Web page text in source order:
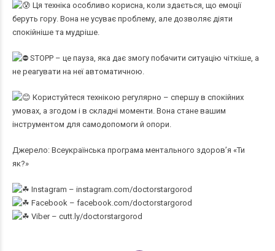
Ця техніка особливо корисна, коли здається, що емоції
беруть гору. Вона не усуває проблему, але дозволяє діяти
спокійніше та мудріше.
STOPP – це пауза, яка дає змогу побачити ситуацію чіткіше, а
не реагувати на неї автоматичною.
Користуйтеся технікою регулярно – спершу в спокійних
умовах, а згодом і в складні моменти. Вона стане вашим
інструментом для самодопомоги й опори.
Джерело: Всеукраїнська програма ментального здоров’я «Ти
як?»
Instagram – instagram.com/doctorstargorod
Facebook – facebook.com/doctorstargorod
Viber – cutt.ly/doctorstargorod